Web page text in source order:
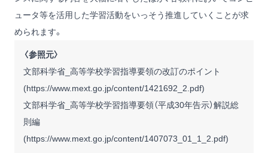
ュータ等を活用した学習活動をいっそう推進していくことが求
められます。
〈参照元〉
文部科学省_高等学校学習指導要領の改訂のポイント
(https://www.mext.go.jp/content/1421692_2.pdf)
文部科学省_高等学校学習指導要領（平成30年告示）解説総
則編
(https://www.mext.go.jp/content/1407073_01_1_2.pdf)